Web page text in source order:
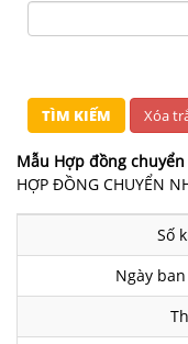
VĂN
BIỂU
MẪU
LIÊN
HỆ
Mẫu Hợp đồng
HỢP ĐỒNG CHUYỂN
Số
Ngày